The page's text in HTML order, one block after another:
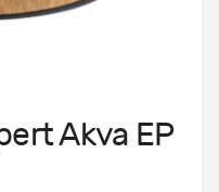
Akva EP